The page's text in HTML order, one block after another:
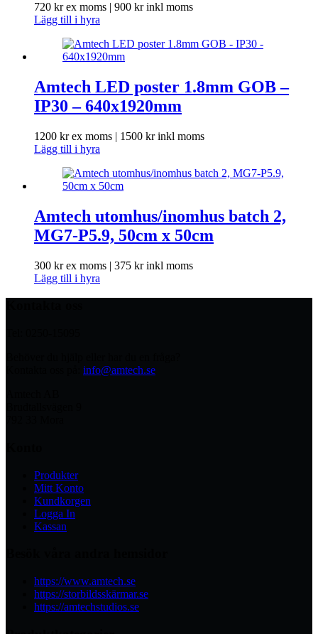
720 krex moms | 900 krinkl moms
Lägg till i hyra
Amtech LED poster 1.8mm GOB –
IP30 – 640x1920mm
1200 krex moms | 1500 krinkl moms
Lägg till i hyra
Amtech utomhus/inomhus batch 2,
MG7-P5.9, 50cm x 50cm
300 krex moms | 375 krinkl moms
Lägg till i hyra
info@amtech.se
Produkter
Mitt Konto
Kundkorgen
Logga In
Kassan
https://www.amtech.se
https://storbildsskärmar.se
https://amtechstudios.se